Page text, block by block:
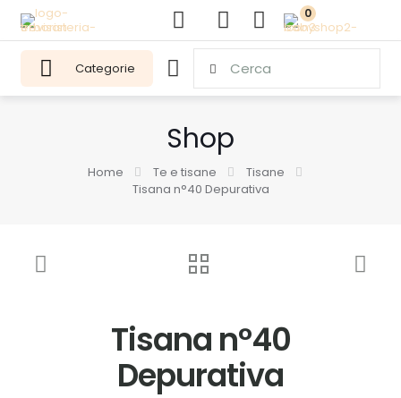
0
Categorie
Shop
Home Te e tisane
Tisane
Tisana n°40 Depurativa
Tisana n°40
Depurativa